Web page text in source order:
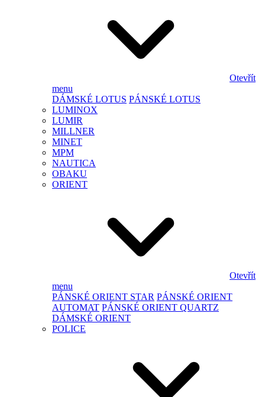
Otevřít
menu
DÁMSKÉ LOTUS PÁNSKÉ LOTUS
LUMINOX
LUMIR
MILLNER
MINET
MPM
NAUTICA
OBAKU
ORIENT
Otevřít
menu
PÁNSKÉ ORIENT STAR PÁNSKÉ ORIENT
AUTOMAT PÁNSKÉ ORIENT QUARTZ
DÁMSKÉ ORIENT
POLICE